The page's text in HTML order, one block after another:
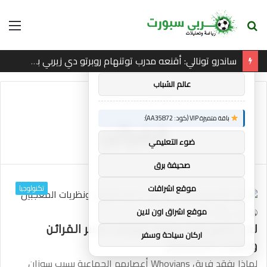
بحث
ساندرو تونالي: أقنعه مدرب توتنهام روبرتو دي زيربي بسرعة بالتوقيع
الرئيسية/القرائن
القرائن
تكنولوجيا
20
لغز دكتور هو سوزان تويست: كسر القرائن
ونظريات المعجبين
لماذا يفقد فريق Whovians أعصابهم الجماعية بسبب سوزان
توصيات :
باقة متميزة VIP (كود: AA86842):
عالم الشباب
باقة متميزة VIP (كود: AA35872):
ضوء التعليمي
صحيفة برق
موقع اشراقات
موقع اشراق اون لاين
اركان سياحة وسفر